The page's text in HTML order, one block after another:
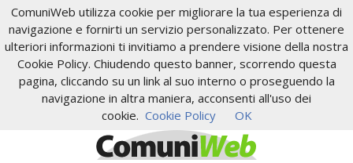
ComuniWeb utilizza cookie per migliorare la tua esperienza di
navigazione e fornirti un servizio personalizzato. Per ottenere
ulteriori informazioni ti invitiamo a prendere visione della nostra
Cookie Policy. Chiudendo questo banner, scorrendo questa
pagina, cliccando su un link al suo interno o proseguendo la
navigazione in altra maniera, acconsenti all'uso dei
cookie. Cookie Policy OK